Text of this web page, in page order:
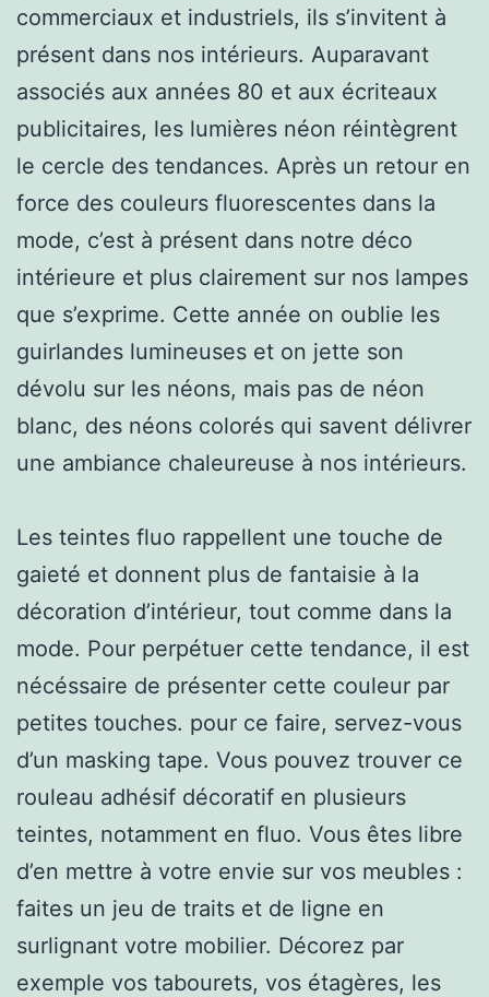
commerciaux et industriels, ils s’invitent à
présent dans nos intérieurs. Auparavant
associés aux années 80 et aux écriteaux
publicitaires, les lumières néon réintègrent
le cercle des tendances. Après un retour en
force des couleurs fluorescentes dans la
mode, c’est à présent dans notre déco
intérieure et plus clairement sur nos lampes
que s’exprime. Cette année on oublie les
guirlandes lumineuses et on jette son
dévolu sur les néons, mais pas de néon
blanc, des néons colorés qui savent délivrer
une ambiance chaleureuse à nos intérieurs.
Les teintes fluo rappellent une touche de
gaieté et donnent plus de fantaisie à la
décoration d’intérieur, tout comme dans la
mode. Pour perpétuer cette tendance, il est
nécéssaire de présenter cette couleur par
petites touches. pour ce faire, servez-vous
d’un masking tape. Vous pouvez trouver ce
rouleau adhésif décoratif en plusieurs
teintes, notamment en fluo. Vous êtes libre
d’en mettre à votre envie sur vos meubles :
faites un jeu de traits et de ligne en
surlignant votre mobilier. Décorez par
exemple vos tabourets, vos étagères, les